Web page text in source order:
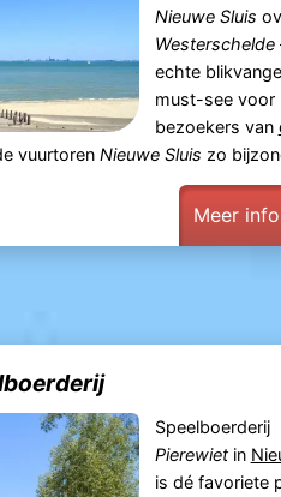
Nieuwe Sluis
Westerschelde
echte
must-see voor
bezoekers van
vuurtoren Nieuwe Sluis zo
Meer
Speelboerderij
Pierewietin
is dé favoriete